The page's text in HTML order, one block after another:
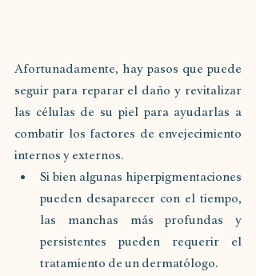
Afortunadamente, hay pasos que puede
seguir para reparar el daño y revitalizar
las células de su piel para ayudarlas a
combatir los factores de envejecimiento
internos y externos.
Si bien algunas hiperpigmentaciones
pueden desaparecer con el tiempo,
las manchas más profundas y
persistentes pueden requerir el
tratamiento de un dermatólogo.